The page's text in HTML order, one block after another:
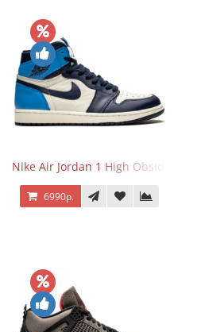
Nike Air Jordan 1 High Obsidian
6990р.